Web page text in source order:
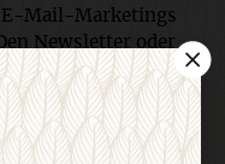
E-Mail-Marketings
Newsletter oder
abbestellen.
dass mein
in
erfasst und